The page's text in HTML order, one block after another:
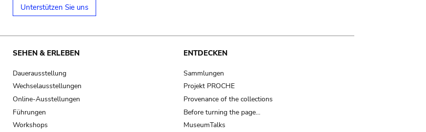
Unterstützen Sie uns
SEHEN & ERLEBEN
Dauerausstellung
Wechselausstellungen
Online-Ausstellungen
Führungen
Workshops
ENTDECKEN
Sammlungen
Projekt PROCHE
Provenance of the collections
Before turning the page…
MuseumTalks